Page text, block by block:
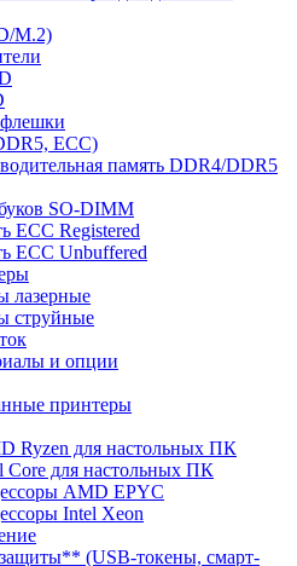
M.2)
ECC)
память DDR4/DDR5
SO-DIMM
ECC Registered
ECC Unbuffered
лазерные
струйные
и опции
принтеры
Ryzen для настольных ПК
Core для настольных ПК
AMD EPYC
Intel Xeon
(USB-токены, смарт-